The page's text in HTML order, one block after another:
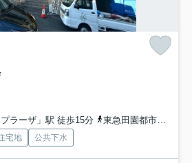
ラーザ」駅 徒歩15分
東急田園都市線「鷺沼」駅 徒歩17分
宅地 公共下水